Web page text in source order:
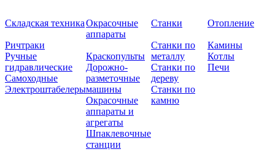
Складская техника
Ричтраки
Ручные
гидравлические
Самоходные
Электроштабелеры
Окрасочные
аппараты
Краскопульты
Дорожно-
разметочные
машины
Окрасочные
аппараты и
агрегаты
Шпаклевочные
станции
Станки
Станки по
металлу
Станки по
дереву
Станки по
камню
Отопление
Камины
Котлы
Печи